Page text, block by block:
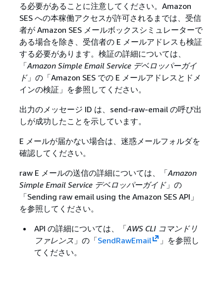
る必要があることに注意してください。Amazon
SES への本稼働アクセスが許可されるまでは、受信
者が Amazon SES メールボックスシミュレーターで
ある場合を除き、受信者の E メールアドレスも検証
する必要があります。検証の詳細については、
「Amazon Simple Email Service デベロッパーガイ
ド」の「Amazon SES での E メールアドレスとドメ
インの検証」を参照してください。
出力のメッセージ ID は、send-raw-email の呼び出
しが成功したことを示しています。
E メールが届かない場合は、迷惑メールフォルダを
確認してください。
raw E メールの送信の詳細については、「Amazon
Simple Email Service デベロッパーガイド」の
「Sending raw email using the Amazon SES API」
を参照してください。
API の詳細については、「AWS CLI コマンドリ
ファレンス 」の「SendRawEmail
」を参照し
てください。